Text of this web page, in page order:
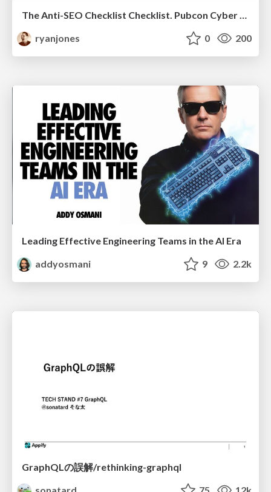
The Anti-SEO Checklist Checklist. Pubcon Cyber Week
ryanjones
0 200
Leading Effective Engineering Teams in the AI Era
addyosmani
9 2.2k
GraphQLの誤解/rethinking-graphql